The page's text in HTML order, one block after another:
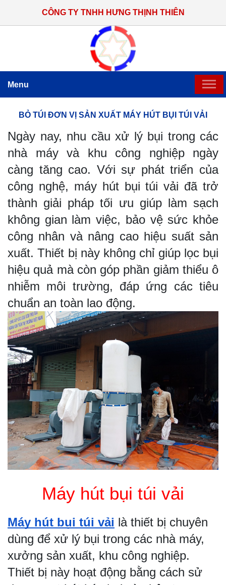
CÔNG TY TNHH HƯNG THỊNH THIÊN
Menu
TRANG CHỦ
GIỚI THIỆU
SẢN PHẨM CHẾ TẠO
HỆ THỐNG THI CÔNG LẮP ĐẶT
TUYỂN DỤNG
BỎ TÚI ĐƠN VỊ SẢN XUẤT MÁY HÚT BỤI TÚI VẢI
Ngày nay, nhu cầu xử lý bụi trong các
nhà máy và khu công nghiệp ngày
càng tăng cao. Với sự phát triển của
công nghệ, máy hút bụi túi vải đã trở
thành giải pháp tối ưu giúp làm sạch
không gian làm việc, bảo vệ sức khỏe
công nhân và nâng cao hiệu suất sản
xuất. Thiết bị này không chỉ giúp lọc bụi
hiệu quả mà còn góp phần giảm thiểu ô
nhiễm môi trường, đáp ứng các tiêu
chuẩn an toàn lao động.
Máy hút bụi túi vải
Máy hút bụi túi vải là thiết bị chuyên
dùng để xử lý bụi trong các nhà máy,
xưởng sản xuất, khu công nghiệp.
Thiết bị này hoạt động bằng cách sử